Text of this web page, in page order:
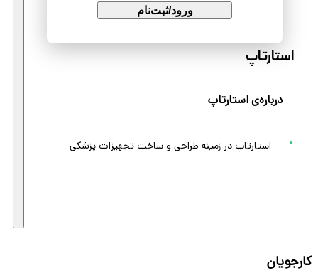
ورود/ثبت‌نام
استارتاپ
درباره‌ی استارتاپ
استارتاپ در زمینه طراحی و ساخت تجهیزات پزشکی
کارجویان